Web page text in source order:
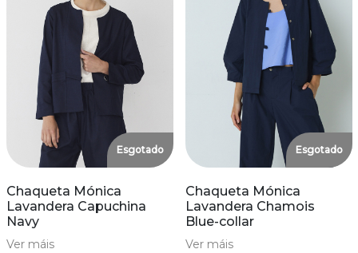
Esgotado
Chaqueta Mónica
Lavandera Capuchina
Navy
Ver máis
Esgotado
Chaqueta Mónica
Lavandera Chamois
Blue-collar
Ver máis